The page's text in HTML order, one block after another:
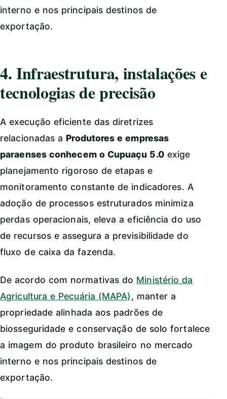
interno e nos principais destinos de
exportação.
4. Infraestrutura, instalações e
tecnologias de precisão
A execução eficiente das diretrizes
relacionadas a Produtores e empresas
paraenses conhecem o Cupuaçu 5.0exige
planejamento rigoroso de etapas e
monitoramento constante de indicadores. A
adoção de processos estruturados minimiza
perdas operacionais, eleva a eficiência do uso
de recursos e assegura a previsibilidade do
fluxo de caixa da fazenda.
De acordo com normativas do Ministério da
Agricultura e Pecuária (MAPA), manter a
propriedade alinhada aos padrões de
biosseguridade e conservação de solo fortalece
a imagem do produto brasileiro no mercado
interno e nos principais destinos de
exportação.